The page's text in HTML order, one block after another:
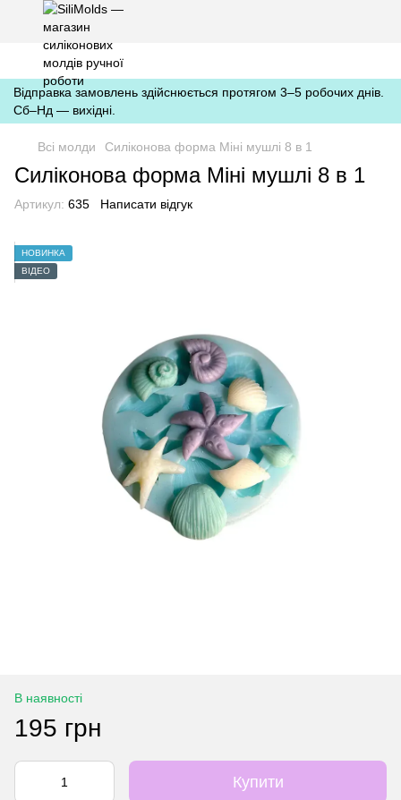
https://silimolds.com.ua//.well-known/apple-developer-merchantid-
domain-association
Відправка замовлень здійснюється протягом 3–5 робочих днів.
Сб–Нд — вихідні.
Всі молди Силіконова форма Міні мушлі 8 в 1
Силіконова форма Міні мушлі 8 в 1
Артикул: 635 Написати відгук
НОВИНКА
ВІДЕО
В наявності
195 грн
Купити